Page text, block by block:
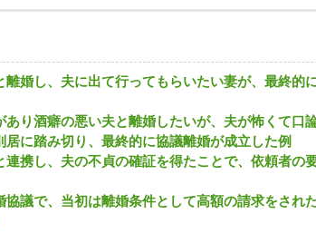
婚し、夫に出て行ってもらいたい妻が、最終的
り酒癖の悪い夫と離婚したいが、夫が怖くて口
に踏み切り、最終的に協議離婚が成立した例
携し、夫の不貞の確証を得たことで、依頼者の
議で、当初は離婚条件として高額の請求をされ